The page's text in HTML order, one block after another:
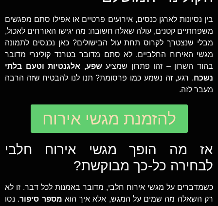
בין נסיונות לארגן כנסים, אירועים פרטיים או אפילו סתם מפגשים
משפחתיים קטנים, עולה שאלה חשובה: מה יגישו האורחים לאכול,
מבלי שנצטרך לקרוס תחת עול הבישולים? כאן נכנסים לתמונה
מגשי האירוח החלביים. לא סתם מדובר בטרנד קולינרי מדובר
בהוד השרון – זהו פתרון שמציעשפע, אלגנטיות וטעם בלתי
נשכח. רגע, זה נשמע כמו פרסומת? תנו לנו להבטיח שזה הרבה
מעבר לזה.
להזמנת מגשי אירוח
אז מה הופך מגשי אירוח חלבי
לבחירה כל-כך מבוקשת?
כשמדברים על מגשי אירוח חלבי, מדובר באמנות לכל דבר. זו לא
רק השאלה מה שמים על המגש, אלא איך הוא מספר סיפור. נסו